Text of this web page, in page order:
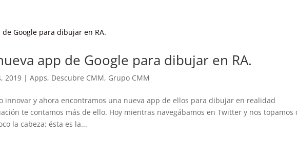
app de Google para dibujar en RA.
2019 |Apps, Descubre CMM, Grupo CMM
innovar y ahora encontramos una nueva app de ellos para dibujar en realidad
te contamos más de ello. Hoy mientras navegábamos en Twitter y nos topamos
la cabeza; ésta es la...